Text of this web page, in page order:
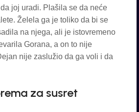
joj uradi. Plašila se da neće
Želela ga je toliko da bi se
na njega, ali je istovremeno
Gorana, a on to nije
nije zaslužio da ga voli i da
za susret